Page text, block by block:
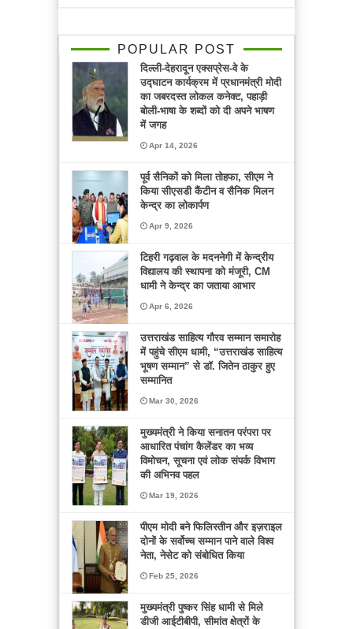
POPULAR POST
दिल्ली-देहरादून एक्सप्रेस-वे के
उद्घाटन कार्यक्रम में प्रधानमंत्री मोदी
का जबरदस्त लोकल कनेक्ट, पहाड़ी
बोली-भाषा के शब्दों को दी अपने भाषण
में जगह
Apr 14, 2026
पूर्व सैनिकों को मिला तोहफा, सीएम ने
किया सीएसडी कैंटीन व सैनिक मिलन
केन्द्र का लोकार्पण
Apr 9, 2026
टिहरी गढ़वाल के मदननेगी में केन्द्रीय
विद्यालय की स्थापना को मंजूरी, CM
धामी ने केन्द्र का जताया आभार
Apr 6, 2026
उत्तराखंड साहित्य गौरव सम्मान समारोह
में पहुंचे सीएम धामी, “उत्तराखंड साहित्य
भूषण सम्मान” से डॉ. जितेन ठाकुर हुए
सम्मानित
Mar 30, 2026
मुख्यमंत्री ने किया सनातन परंपरा पर
आधारित पंचांग कैलेंडर का भव्य
विमोचन, सूचना एवं लोक संपर्क विभाग
की अभिनव पहल
Mar 19, 2026
पीएम मोदी बने फिलिस्तीन और इज़राइल
दोनों के सर्वोच्च सम्मान पाने वाले विश्व
नेता, नेसेट को संबोधित किया
Feb 25, 2026
मुख्यमंत्री पुष्कर सिंह धामी से मिले
डीजी आईटीबीपी, सीमांत क्षेत्रों के